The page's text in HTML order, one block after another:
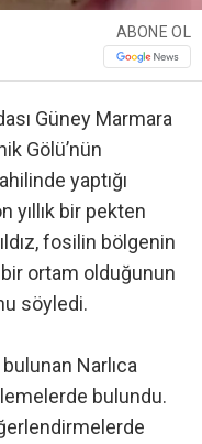
ABONE OL
Güney Marmara
Gölü’nün
yaptığı
yıllık bir pekten
fosilin bölgenin
ortam olduğunun
söyledi.
Narlıca
bulundu.